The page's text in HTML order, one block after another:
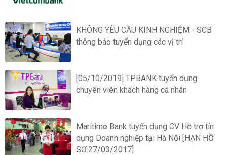
KHÔNG YÊU CẦU KINH NGHIỆM - SCB
thông báo tuyển dụng các vị trí
[05/10/2019] TPBANK tuyển dụng
chuyên viên khách hàng cá nhân
Maritime Bank tuyển dụng CV Hỗ trợ tín
dụng Doanh nghiệp tại Hà Nội [HẠN HỒ
SƠ:27/03/2017]